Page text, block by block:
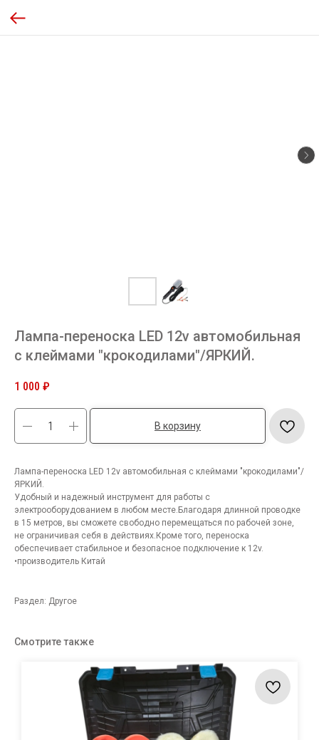
Лампа-переноска LED 12v автомобильная
с клеймами "крокодилами"/ЯРКИЙ.
1 000 ₽
В корзину
Лампа-переноска LED 12v автомобильная с клеймами "крокодилами"/
ЯРКИЙ.
Удобный и надежный инструмент для работы с
электрооборудованием в любом месте.Благодаря длинной проводке
в 15 метров, вы сможете свободно перемещаться по рабочей зоне,
не ограничивая себя в действиях.Кроме того, переноска
обеспечивает стабильное и безопасное подключение к 12v.
•производитель Китай
Раздел: Другое
Смотрите также